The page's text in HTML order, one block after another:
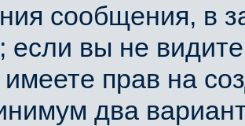
сообщения, в
если вы не
прав на
два